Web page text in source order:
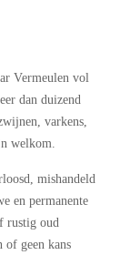
Vermeulen vol
dan duizend
varkens,
welkom.
mishandeld
en permanente
rustig oud
of geen kans